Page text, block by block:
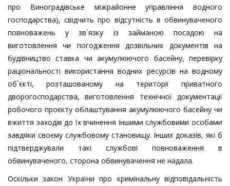
про Виноградівське міжрайонне управління водного
господарства), свідчить про відсутність в обвинуваченого
повноважень у зв`язку із займаною посадою на
виготовлення чи погодження дозвільних документів на
будівництво ставка чи акумулюючого басейну, перевірку
раціональності використання водних ресурсів на водному
об`єкті, розташованому на території приватного
дворогосподарства, виготовлення технічної документації
робочого проєкту облаштування акумулюючого басейну чи
вжиття заходів до їх вчинення іншими службовими особами
завдяки своєму службовому становищу. Інших доказів, які б
підтверджували такі службові повноваження в
обвинуваченого, сторона обвинувачення не надала.
Оскільки закон України про кримінальну відповідальність